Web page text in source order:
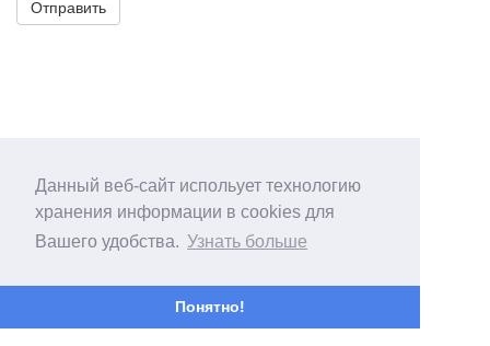
Данный веб-сайт испольует технологию
хранения информации в cookies для
Вашего удобства. Узнать больше
Понятно!
Отправить